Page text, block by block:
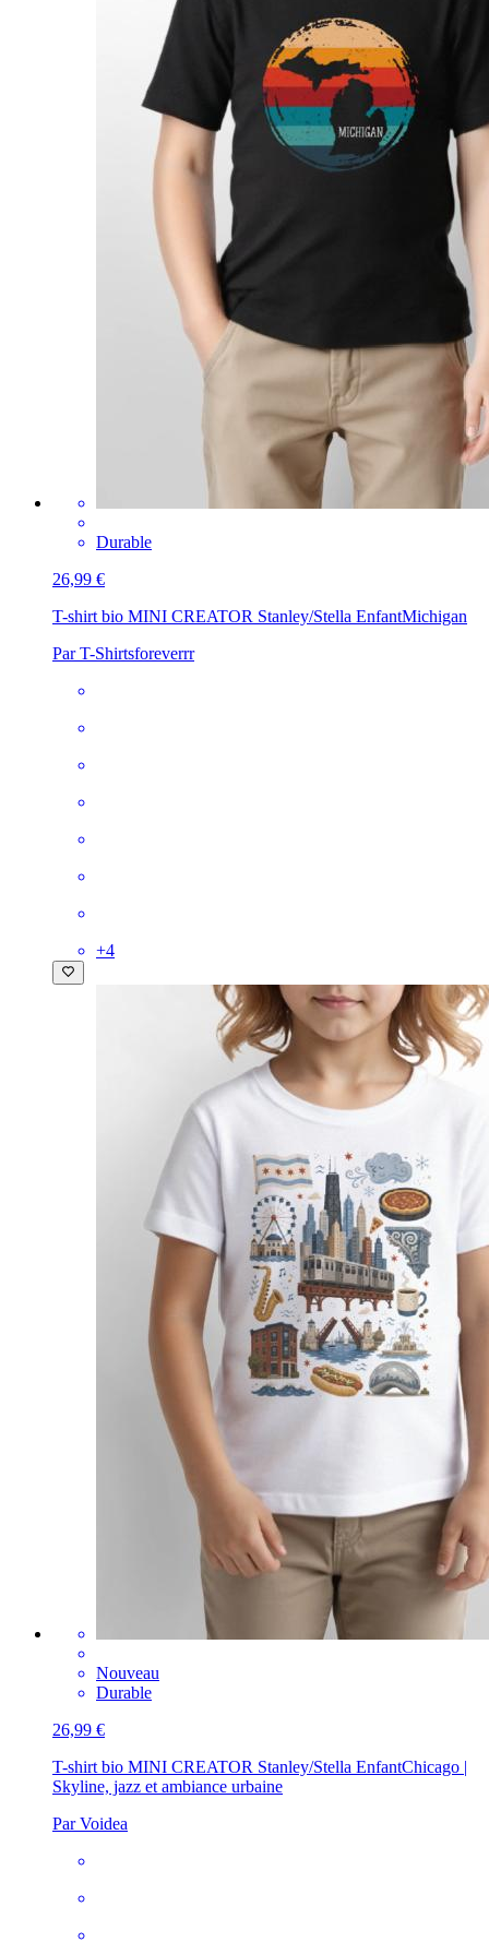
Durable
26,99 €
T-shirt bio MINI CREATOR Stanley/Stella EnfantMichigan
Par T-Shirtsforeverrr
+4
Nouveau
Durable
26,99 €
T-shirt bio MINI CREATOR Stanley/Stella EnfantChicago |
Skyline, jazz et ambiance urbaine
Par Voidea